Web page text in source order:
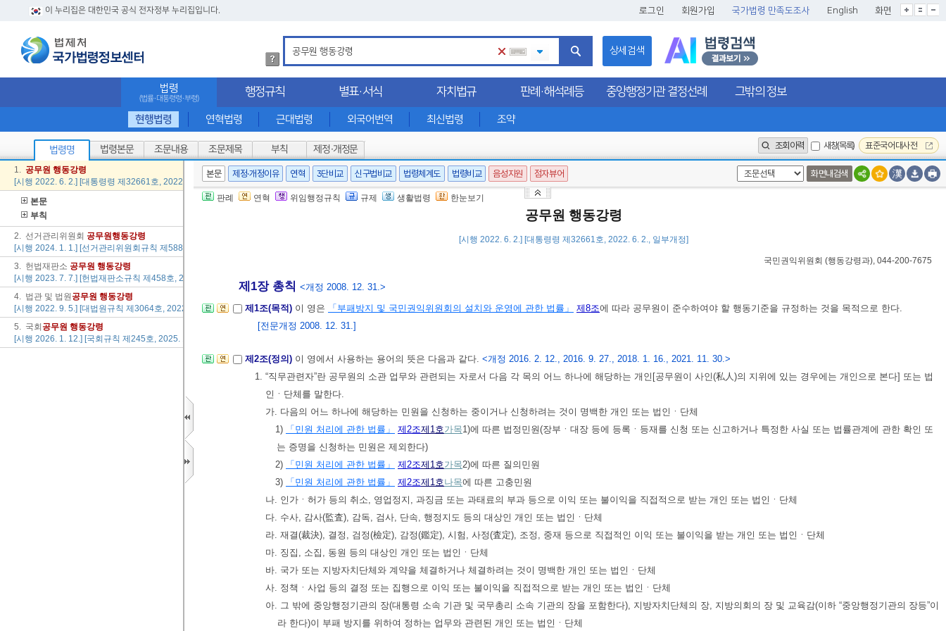
이 누리집은 대한민국 공식 전자정부 누리집입니다. 로그인 회원가입 국가법령 만족도조사 English 화면
글씨크기확대
글씨크기확대초기화
글씨크기축소
법
령
검
색
세
내
용
확
인
상세검색
법령
(법률·대통령령·부령)
현행법령 연혁법령 근대법령 외국어번역 최신법령 조약
행정규칙 별표·서식 자치법규 판례·해석례등 중앙행정기관 결정선례 그밖의 정보
법령명 법령본문 조문내용 조문제목 부칙 제정·개정문 조회이력 새창(목록) 표준국어대사전
1. 공무원 행동강령
[시행 2022. 6. 2.] [대통령령 제32661호, 2022. 6. 2., 일부개정]
본문
부칙
2. 선거관리위원회 공무원행동강령
[시행 2024. 1. 1.] [선거관리위원회규칙 제588호, 2023. 11. 24., 타법개정]
3. 헌법재판소 공무원 행동강령
[시행 2023. 7. 7.] [헌법재판소규칙 제458호, 2023. 7. 7., 일부개정]
4. 법관 및 법원 공무원 행동강령
[시행 2022. 9. 5.] [대법원규칙 제3064호, 2022. 9. 5., 일부개정]
5. 국회 공무원 행동강령
[시행 2026. 1. 12.] [국회규칙 제245호, 2025. 12. 5., 타법개정]
본문 제정·개정이유 연혁 3단비교 신구법비교 법령체계도 법령비교 음성지원 점자뷰어 화면내검색
판례 연혁 위임행정규칙 규제 생활법령 한눈보기
공무원 행동강령
[시행 2022. 6. 2.] [대통령령 제32661호, 2022. 6. 2., 일부개정]
국민권익위원회 (행동강령과), 044-200-7675
제1장 총칙 <개정 2008. 12. 31.>
제1조(목적) 이 영은 「부패방지 및 국민권익위원회의 설치와 운영에 관한 법률」 제8조에 따라 공무원이 준수하여야 할 행동기준을 규정하는 것을 목적으로 한다.
[전문개정 2008. 12. 31.]
제2조(정의) 이 영에서 사용하는 용어의 뜻은 다음과 같다. <개정 2016. 2. 12., 2016. 9. 27., 2018. 1. 16., 2021. 11. 30.>
1. “직무관련자”란 공무원의 소관 업무와 관련되는 자로서 다음 각 목의 어느 하나에 해당하는 개인[공무원이 사인(私人)의 지위에 있는 경우에는 개인으로 본다] 또는 법
인ㆍ단체를 말한다.
가. 다음의 어느 하나에 해당하는 민원을 신청하는 중이거나 신청하려는 것이 명백한 개인 또는 법인ㆍ단체
1)
「민원 처리에 관한 법률」 제2조제1호가목1)에 따른 법정민원(장부ㆍ대장 등에 등록ㆍ등재를 신청 또는 신고하거나 특정한 사실 또는 법률관계에 관한 확인 또
는 증명을 신청하는 민원은 제외한다)
2)
「민원 처리에 관한 법률」 제2조제1호가목2)에 따른 질의민원
3)
「민원 처리에 관한 법률」 제2조제1호나목에 따른 고충민원
나. 인가ㆍ허가 등의 취소, 영업정지, 과징금 또는 과태료의 부과 등으로 이익 또는 불이익을 직접적으로 받는 개인 또는 법인ㆍ단체
다. 수사, 감사(監査), 감독, 검사, 단속, 행정지도 등의 대상인 개인 또는 법인ㆍ단체
라. 재결(裁決), 결정, 검정(檢定), 감정(鑑定), 시험, 사정(査定), 조정, 중재 등으로 직접적인 이익 또는 불이익을 받는 개인 또는 법인ㆍ단체
마. 징집, 소집, 동원 등의 대상인 개인 또는 법인ㆍ단체
바. 국가 또는 지방자치단체와 계약을 체결하거나 체결하려는 것이 명백한 개인 또는 법인ㆍ단체
사. 정책ㆍ사업 등의 결정 또는 집행으로 이익 또는 불이익을 직접적으로 받는 개인 또는 법인ㆍ단체
아. 그 밖에 중앙행정기관의 장(대통령 소속 기관 및 국무총리 소속 기관의 장을 포함한다), 지방자치단체의 장, 지방의회의 장 및 교육감(이하 “중앙행정기관의 장등”이
라 한다)이 부패 방지를 위하여 정하는 업무와 관련된 개인 또는 법인ㆍ단체